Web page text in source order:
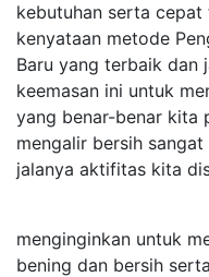
kebutuhan serta
kenyataan metode
Baru yang terbaik dan
keemasan ini untuk
yang benar-benar kita
mengalir bersih
jalanya aktifitas kita
menginginkan untuk
bening dan bersih